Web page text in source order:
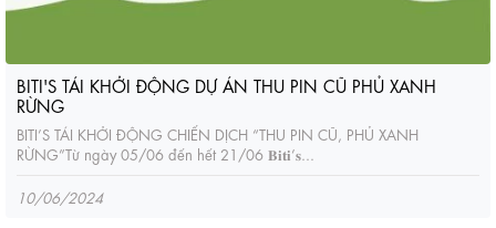
BITI'S TÁI KHỞI ĐỘNG DỰ ÁN THU PIN CŨ PHỦ XANH
RỪNG
BITI’S TÁI KHỞI ĐỘNG CHIẾN DỊCH “THU PIN CŨ, PHỦ XANH
RỪNG”‌Từ ngày 05/06 đến hết 21/06 𝐁𝐢𝐭𝐢’𝐬...
10/06/2024